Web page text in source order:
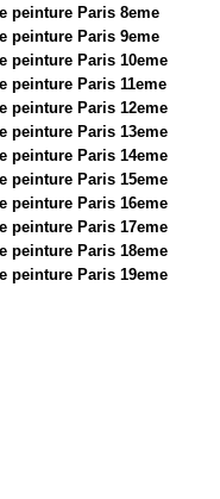
peinture Paris 8eme
peinture Paris 9eme
peinture Paris 10eme
peinture Paris 11eme
peinture Paris 12eme
peinture Paris 13eme
peinture Paris 14eme
peinture Paris 15eme
peinture Paris 16eme
peinture Paris 17eme
peinture Paris 18eme
peinture Paris 19eme